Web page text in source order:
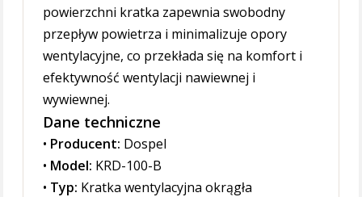
powierzchni kratka zapewnia swobodny
przepływ powietrza i minimalizuje opory
wentylacyjne, co przekłada się na komfort i
efektywność wentylacji nawiewnej i
wywiewnej.
Dane techniczne
• Producent: Dospel
• Model: KRD-100-B
• Typ: Kratka wentylacyjna okrągła